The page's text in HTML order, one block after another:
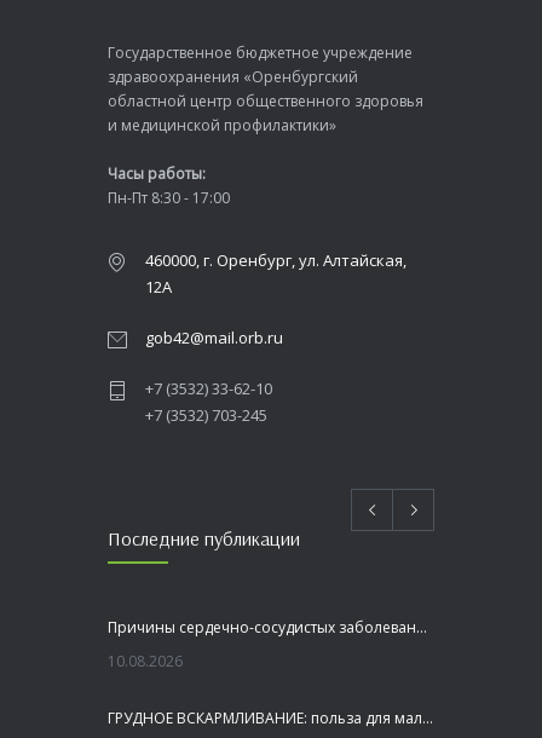
Государственное бюджетное учреждение
здравоохранения «Оренбургский
областной центр общественного здоровья
и медицинской профилактики»
Часы работы:
Пн-Пт 8:30 - 17:00
460000, г. Оренбург, ул. Алтайская,
12А
gob42@mail.orb.ru
+7 (3532) 33-62-10
+7 (3532) 703-245
Последние публикации
Причины сердечно-сосудистых заболеваний
10.08.2026
ГРУДНОЕ ВСКАРМЛИВАНИЕ: польза для малыша и мамы